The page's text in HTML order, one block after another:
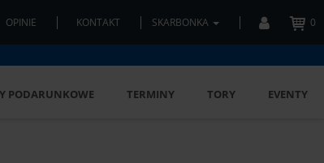
OPINIE KONTAKT SKARBONKA 0
PODARUNKOWE TERMINY TORY EVENTY